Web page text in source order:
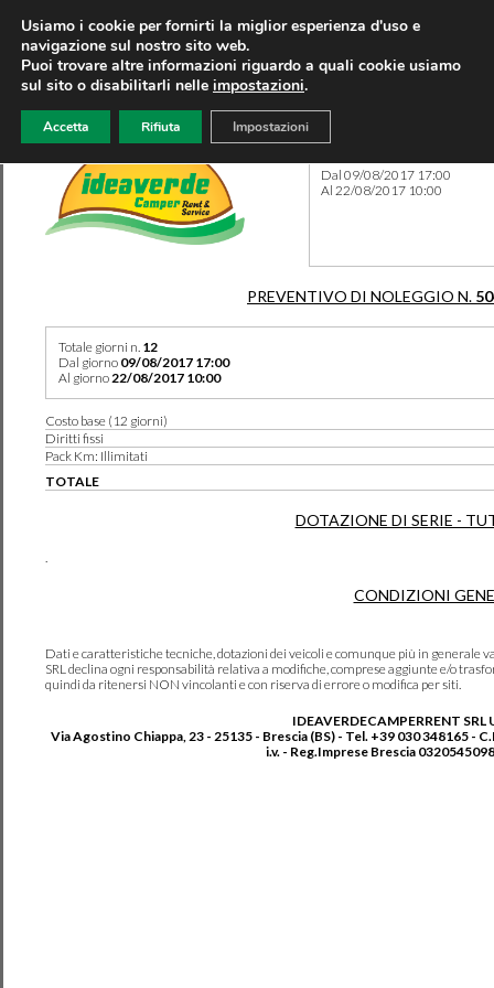
Dal 09/08/2017 17:00
Al 22/08/2017 10:00
PREVENTIVO DI NOLEGGIO N.
Totale giorni n. 12
Dal giorno 09/08/2017 17:00
Al giorno22/08/2017 10:00
Costo base (12 giorni)
Diritti fissi
Pack Km: Illimitati
TOTALE
DOTAZIONE DI SERIE -
.
CONDIZIONI
Dati e caratteristiche tecniche, dotazioni dei veicoli e comunque più in generale
SRL declina ogni responsabilità relativa a modifiche, comprese aggiunte e/o
quindi da ritenersi NON vincolanti e con riserva di errore o modifica per siti.
IDEAVERDECAMPERRENT SRL
Via Agostino Chiappa, 23 - 25135 - Brescia (BS) - Tel. +39 030 348165 -
i.v. - Reg.Imprese Brescia
Usiamo i cookie per fornirti la miglior esperienza d'uso e
navigazione sul nostro sito web.
Puoi trovare altre informazioni riguardo a quali cookie usiamo
sul sito o disabilitarli nelle impostazioni.
Accetta Rifiuta Impostazioni